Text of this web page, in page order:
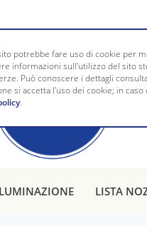
LISTA
potrebbe fare uso di cookie per
informazioni sull'utilizzo del sito
Può conoscere i dettagli
si accetta l'uso dei cookie; in
.